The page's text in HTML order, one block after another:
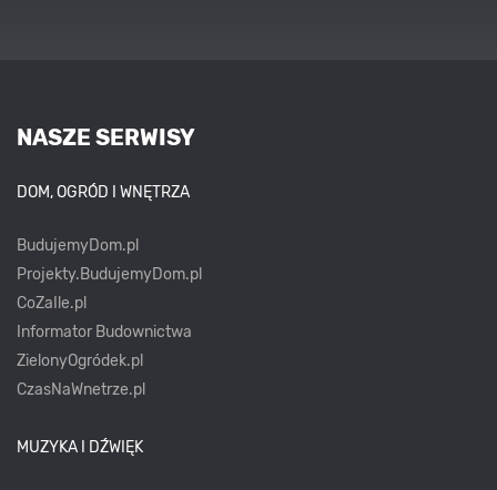
NASZE SERWISY
DOM, OGRÓD I WNĘTRZA
BudujemyDom.pl
Projekty.BudujemyDom.pl
CoZaIle.pl
Informator Budownictwa
ZielonyOgródek.pl
CzasNaWnetrze.pl
MUZYKA I DŹWIĘK